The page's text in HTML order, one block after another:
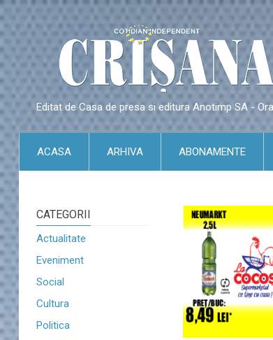
Editat de Casa de presa si editura Anotimp SA -
ACASA ARHIVA ABONAMENTE
CATEGORII
Actualitate
Eveniment
Social
Cultura
Politica